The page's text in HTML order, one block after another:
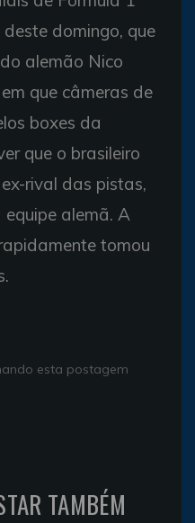
domingo, que
alemão Nico
que câmeras de
boxes da
que o brasileiro
rival das pistas,
equipe alemã. A
tomou
esta postagem
TAMBÉM